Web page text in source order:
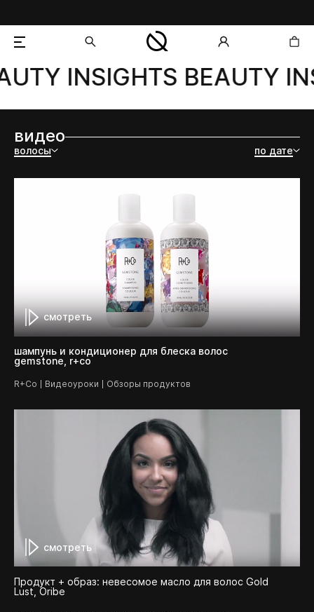
добавлен в корзину
INSIGHTS BEAUTY
волосы
видео
по дате
смотреть
шампунь и кондиционер для блеска волос
gemstone, r+co
R+Co Видеоуроки Обзоры продуктов
смотреть
Продукт + образ: невесомое масло для волос Gold
Lust, Oribe